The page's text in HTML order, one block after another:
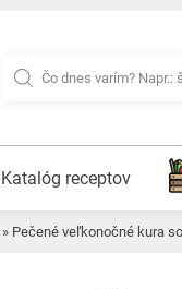
Katalóg receptov
» Pečené veľkonočné kura